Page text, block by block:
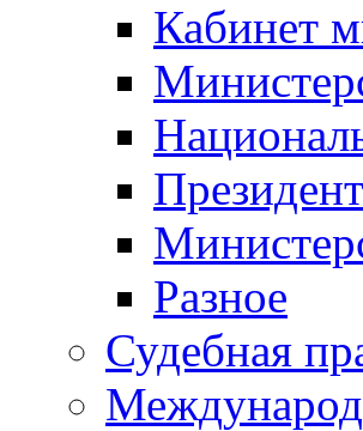
Кабинет
Разное
Судебная